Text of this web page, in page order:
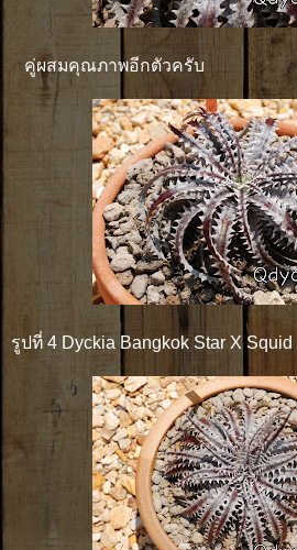
คู่ผสมคุณภาพอีกตัวครับ
รูปที่ 4 Dyckia Bangkok Star X Squid